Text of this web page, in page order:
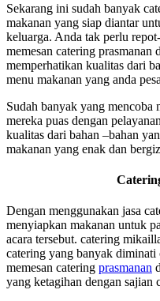
Sekarang ini sudah banyak
makanan yang siap diantar
keluarga. Anda tak perlu
memesan catering
memperhatikan kualitas dari
menu makanan yang anda
Sudah banyak yang mencoba
mereka puas dengan
kualitas dari bahan –bahan
makanan yang enak dan
Dengan menggunakan jasa
menyiapkan makanan untuk
acara tersebut. catering
catering yang banyak diminati
memesan catering prasmanan
yang ketagihan dengan sajian